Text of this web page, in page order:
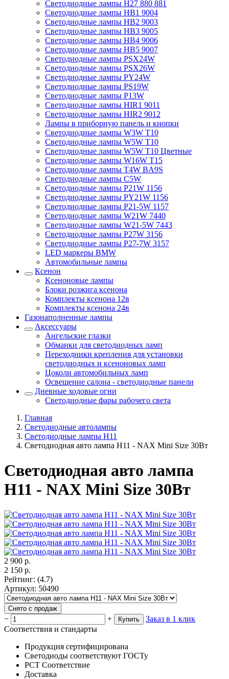
Светодиодные лампы H27 880 881
Светодиодные лампы HB1 9004
Светодиодные лампы HB2 9003
Светодиодные лампы HB3 9005
Светодиодные лампы HB4 9006
Светодиодные лампы HB5 9007
Светодиодные лампы PSX24W
Светодиодные лампы PSX26W
Светодиодные лампы PY24W
Светодиодные лампы PS19W
Светодиодные лампы P13W
Светодиодные лампы HIR1 9011
Светодиодные лампы HIR2 9012
Лампы в приборную панель и кнопки
Светодиодные лампы W3W T10
Светодиодные лампы W5W T10
Светодиодные лампы W5W T10 Цветные
Светодиодные лампы W16W T15
Светодиодные лампы T4W BA9S
Светодиодные лампы C5W
Светодиодные лампы P21W 1156
Светодиодные лампы PY21W 1156
Светодиодные лампы P21-5W 1157
Светодиодные лампы W21W 7440
Светодиодные лампы W21-5W 7443
Светодиодные лампы P27W 3156
Светодиодные лампы P27-7W 3157
LED маркеры BMW
Автомобильные лампы
Ксенон
Ксеноновые лампы
Блоки розжига ксенона
Комплекты ксенона 12в
Комплекты ксенона 24в
Газонаполненные лампы
Аксессуары
Ангельские глазки
Обманки для светодиодных ламп
Переходники крепления для установки
светодиодных и ксеноновых ламп
Цоколи автомобильных ламп
Освещение салона - светодиодные панели
Дневные ходовые огни
Светодиодные фары рабочего света
Главная
Светодиодные автолампы
Светодиодные лампы H11
Светодиодная авто лампа H11 - NAX Mini Size 30Вт
Светодиодная авто лампа
H11 - NAX Mini Size 30Вт
2 900 р.
2 150 р.
Рейтинг: (4.7)
Артикул: 50490
Снято с продаж
− + Купить
Заказ в 1 клик
Соответствия и стандарты
Продукция сертифицирована
Светодиоды соответствуют ГОСТу
РСТ Соответствие
Доставка